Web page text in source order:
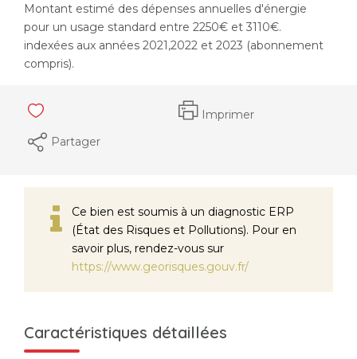
Montant estimé des dépenses annuelles d'énergie
pour un usage standard entre 2250€ et 3110€.
indexées aux années 2021,2022 et 2023 (abonnement
compris).
Imprimer
Partager
Ce bien est soumis à un diagnostic ERP
(État des Risques et Pollutions). Pour en
savoir plus, rendez-vous sur
https://www.georisques.gouv.fr/
Caractéristiques détaillées